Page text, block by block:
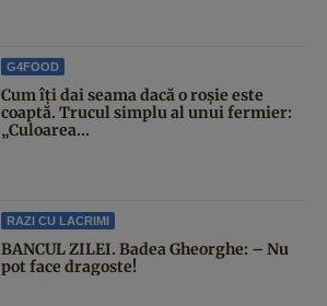
G4FOOD
Cum îți dai seama dacă o roșie este
coaptă. Trucul simplu al unui fermier:
„Culoarea...
RAZI CU LACRIMI
BANCUL ZILEI. Badea Gheorghe: – Nu
pot face dragoste!